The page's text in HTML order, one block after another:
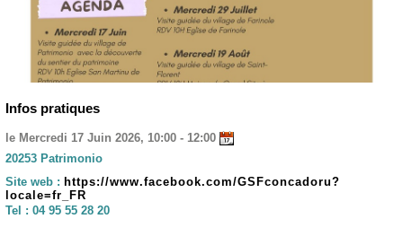
Infos pratiques
le Mercredi 17 Juin 2026, 10:00 - 12:00
20253 Patrimonio
Site web : https://www.facebook.com/GSFconcadoru?
locale=fr_FR
Tel : 04 95 55 28 20